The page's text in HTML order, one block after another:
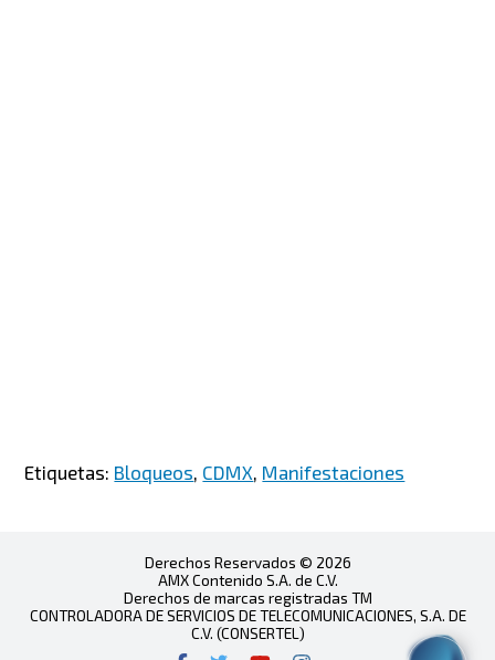
Etiquetas: Bloqueos, CDMX, Manifestaciones
Derechos Reservados © 2026
AMX Contenido S.A. de C.V.
Derechos de marcas registradas TM
CONTROLADORA DE SERVICIOS DE TELECOMUNICACIONES, S.A. DE
C.V. (CONSERTEL)